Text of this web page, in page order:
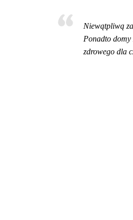
Niewątpliwą
Ponadto domy
zdrowego dla